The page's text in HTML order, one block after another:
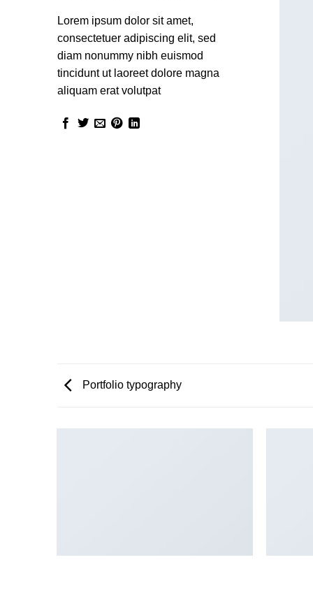
Lorem ipsum dolor sit amet,
consectetuer adipiscing elit, sed
diam nonummy nibh euismod
tincidunt ut laoreet dolore magna
aliquam erat volutpat
Portfolio typography